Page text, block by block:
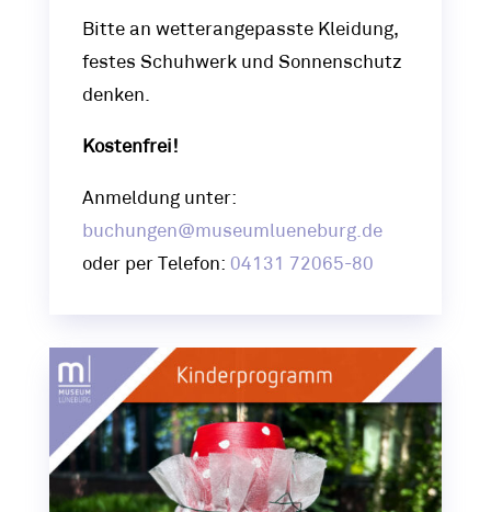
Bitte an wetterangepasste Kleidung,
festes Schuhwerk und Sonnenschutz
denken.
Kostenfrei!
Anmeldung unter:
buchungen@museumlueneburg.de
oder per Telefon: 04131 72065-80